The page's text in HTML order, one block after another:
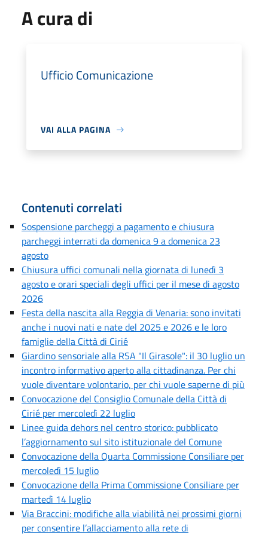
A cura di
Ufficio Comunicazione
VAI ALLA PAGINA
Contenuti correlati
Sospensione parcheggi a pagamento e chiusura
parcheggi interrati da domenica 9 a domenica 23
agosto
Chiusura uffici comunali nella giornata di lunedì 3
agosto e orari speciali degli uffici per il mese di agosto
2026
Festa della nascita alla Reggia di Venaria: sono invitati
anche i nuovi nati e nate del 2025 e 2026 e le loro
famiglie della Città di Cirié
Giardino sensoriale alla RSA "Il Girasole": il 30 luglio un
incontro informativo aperto alla cittadinanza. Per chi
vuole diventare volontario, per chi vuole saperne di più
Convocazione del Consiglio Comunale della Città di
Cirié per mercoledì 22 luglio
Linee guida dehors nel centro storico: pubblicato
l’aggiornamento sul sito istituzionale del Comune
Convocazione della Quarta Commissione Consiliare per
mercoledì 15 luglio
Convocazione della Prima Commissione Consiliare per
martedì 14 luglio
Via Braccini: modifiche alla viabilità nei prossimi giorni
per consentire l’allacciamento alla rete di